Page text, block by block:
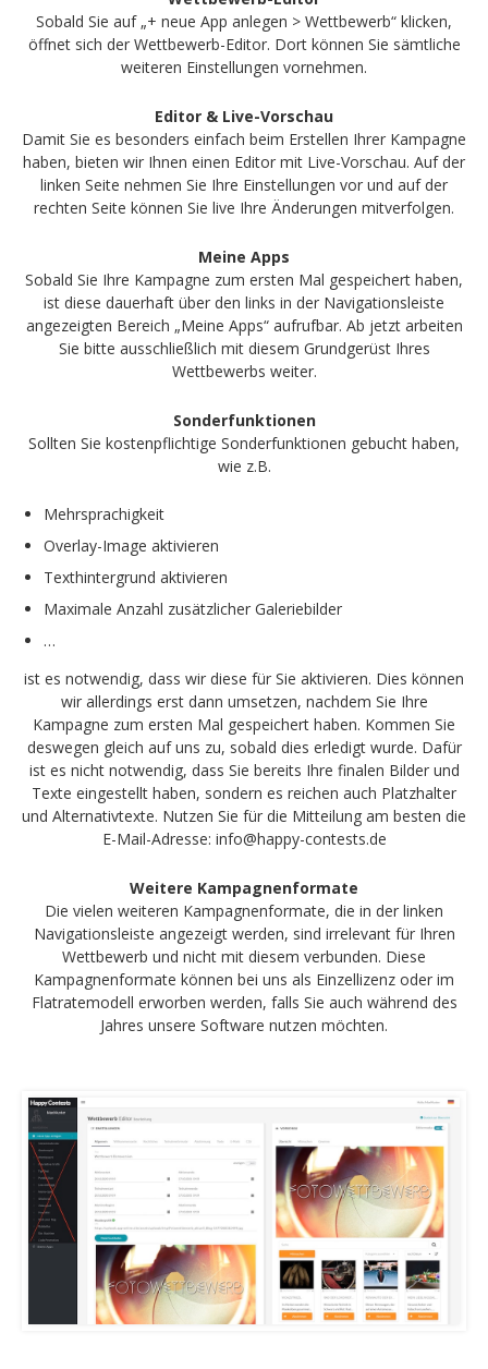
Sobald Sie auf „+ neue App anlegen > Wettbewerb“ klicken,
öffnet sich der Wettbewerb-Editor. Dort können Sie sämtliche
weiteren Einstellungen vornehmen.
Editor & Live-Vorschau
Damit Sie es besonders einfach beim Erstellen Ihrer Kampagne
haben, bieten wir Ihnen einen Editor mit Live-Vorschau. Auf der
linken Seite nehmen Sie Ihre Einstellungen vor und auf der
rechten Seite können Sie live Ihre Änderungen mitverfolgen.
Meine Apps
Sobald Sie Ihre Kampagne zum ersten Mal gespeichert haben,
ist diese dauerhaft über den links in der Navigationsleiste
angezeigten Bereich „Meine Apps“ aufrufbar. Ab jetzt arbeiten
Sie bitte ausschließlich mit diesem Grundgerüst Ihres
Wettbewerbs weiter.
Sonderfunktionen
Sollten Sie kostenpflichtige Sonderfunktionen gebucht haben,
wie z.B.
Mehrsprachigkeit
Overlay-Image aktivieren
Texthintergrund aktivieren
Maximale Anzahl zusätzlicher Galeriebilder
…
ist es notwendig, dass wir diese für Sie aktivieren. Dies können
wir allerdings erst dann umsetzen, nachdem Sie Ihre
Kampagne zum ersten Mal gespeichert haben. Kommen Sie
deswegen gleich auf uns zu, sobald dies erledigt wurde. Dafür
ist es nicht notwendig, dass Sie bereits Ihre finalen Bilder und
Texte eingestellt haben, sondern es reichen auch Platzhalter
und Alternativtexte. Nutzen Sie für die Mitteilung am besten die
E-Mail-Adresse: info@happy-contests.de
Weitere Kampagnenformate
Die vielen weiteren Kampagnenformate, die in der linken
Navigationsleiste angezeigt werden, sind irrelevant für Ihren
Wettbewerb und nicht mit diesem verbunden. Diese
Kampagnenformate können bei uns als Einzellizenz oder im
Flatratemodell erworben werden, falls Sie auch während des
Jahres unsere Software nutzen möchten.